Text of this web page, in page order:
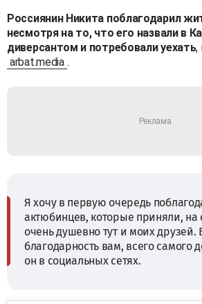
Россиянин Никита поблагодарил
несмотря на то, что его назвали в
диверсантом и потребовали уехать,
arbat.media .
Я хочу в первую очередь
актюбинцев, которые приняли, на
очень душевно тут и моих друзей.
благодарность вам, всего самого
он в социальных сетях.